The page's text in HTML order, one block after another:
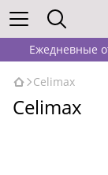
Ежедневные
Celimax
Celimax